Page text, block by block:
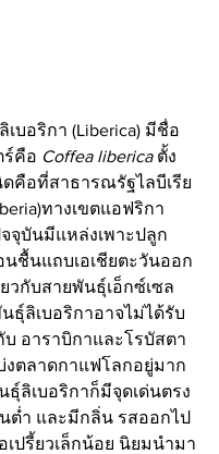
บอริกา (Liberica) มีชื่อ
ร์คือ Coffea liberica ตั้ง
คือที่สาธารณรัฐไลบีเรีย
ทางเขตแอฟริกา
จุบันมีแหล่งเพาะปลูก
ชื้นแถบเอเชียตะวันออก
ยวกับสายพันธุ์เอ็กซ์เซล
ธุ์ลิเบอริกาอาจไม่ได้รับ
อาราบิกาและโรบัสตา
งตลาดกาแฟโลกอยู่มาก
ลิเบอริกาก็มีจุดเด่นตรง
ต่ำ และมีกลิ่น รสออกไป
เปรี้ยวเล็กน้อย นิยมนำมา